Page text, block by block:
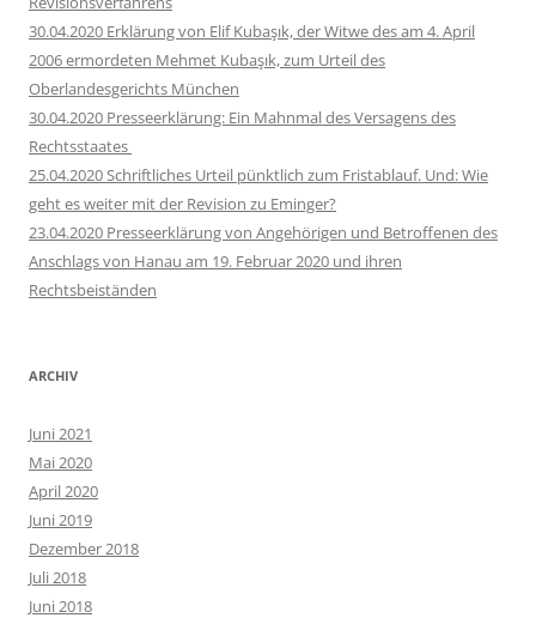
30.04.2020 Erklärung von Elif Kubaşık, der Witwe des am 4. April
2006 ermordeten Mehmet Kubaşık, zum Urteil des
Oberlandesgerichts München
30.04.2020 Presseerklärung: Ein Mahnmal des Versagens des
Rechtsstaates
25.04.2020 Schriftliches Urteil pünktlich zum Fristablauf. Und: Wie
geht es weiter mit der Revision zu Eminger?
23.04.2020 Presseerklärung von Angehörigen und Betroffenen des
Anschlags von Hanau am 19. Februar 2020 und ihren
Rechtsbeiständen
ARCHIV
Juni 2021
Mai 2020
April 2020
Juni 2019
Dezember 2018
Juli 2018
Juni 2018